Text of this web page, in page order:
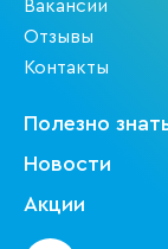
Вакансии
Отзывы
Контакты
Полезно
Новости
Акции